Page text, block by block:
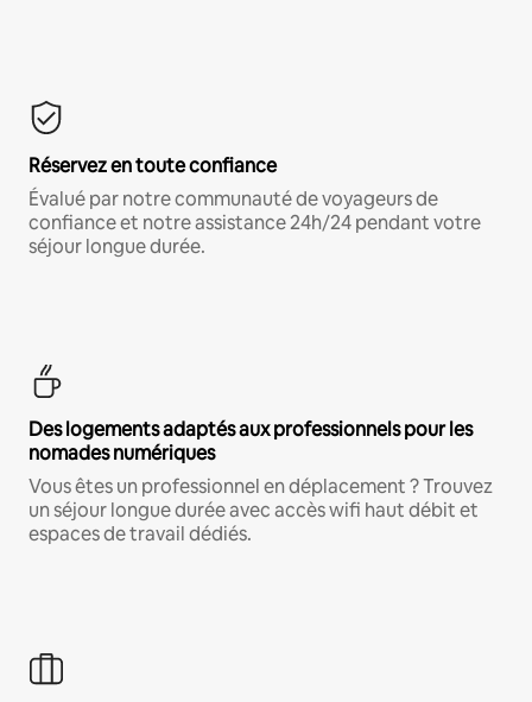
Réservez en toute confiance
Évalué par notre communauté de voyageurs de
confiance et notre assistance 24h/24 pendant votre
séjour longue durée.
Des logements adaptés aux professionnels pour les
nomades numériques
Vous êtes un professionnel en déplacement ? Trouvez
un séjour longue durée avec accès wifi haut débit et
espaces de travail dédiés.